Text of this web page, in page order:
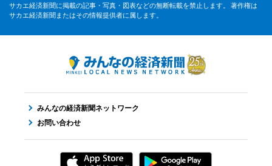
サカエ経済新聞に掲載の記事・写真・図表などの無断転載を禁止します。 著作権は
サカエ経済新聞またはその情報提供者に属します。
みんなの経済新聞ネットワーク
お問い合わせ